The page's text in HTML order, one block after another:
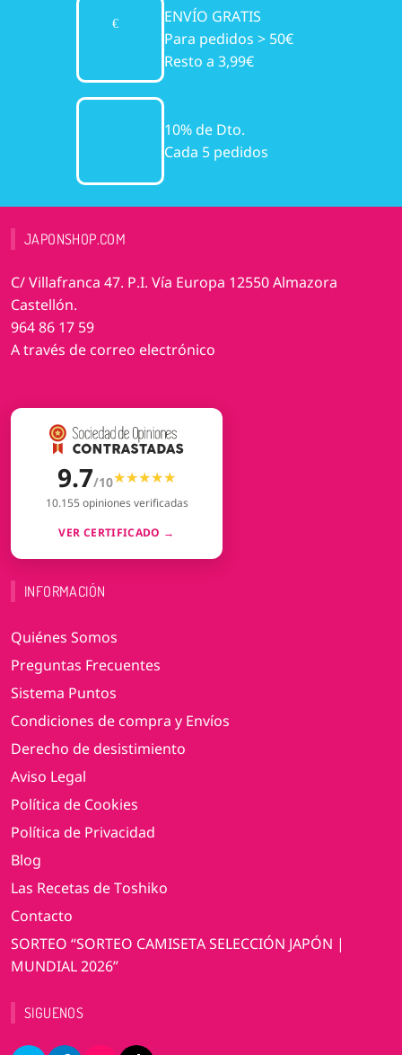
ENVÍO GRATIS
Para pedidos > 50€
Resto a 3,99€
10% de Dto.
Cada 5 pedidos
JAPONSHOP.COM
C/ Villafranca 47. P.I. Vía Europa 12550 Almazora
Castellón.
964 86 17 59
A través de correo electrónico
9.7/10★★★★★
★★★★★
10.155 opiniones verificadas
VER CERTIFICADO →
INFORMACIÓN
Quiénes Somos
Preguntas Frecuentes
Sistema Puntos
Condiciones de compra y Envíos
Derecho de desistimiento
Aviso Legal
Política de Cookies
Política de Privacidad
Blog
Las Recetas de Toshiko
Contacto
SORTEO “SORTEO CAMISETA SELECCIÓN JAPÓN |
MUNDIAL 2026”
SIGUENOS